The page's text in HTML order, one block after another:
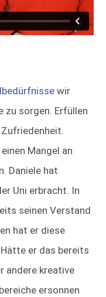
wir
zu sorgen. Erfüllen
Mangel an
Daniele hat
Uni erbracht. In
seinen Verstand
hat er diese
er das bereits
andere kreative
ersonnen